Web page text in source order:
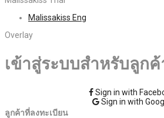
Malissakiss Eng
Overlay
เข้าสู่ระบบสำหรับลูกค้
Sign in with
Sign in with
ลูกค้าที่ลงทะเบียน